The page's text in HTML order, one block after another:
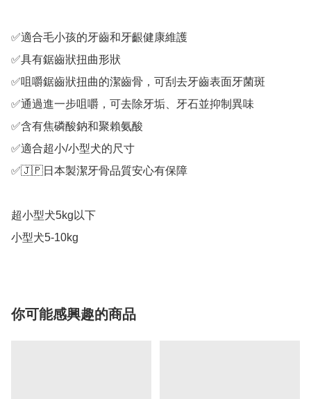
✅適合毛小孩的牙齒和牙齦健康維護
✅具有鋸齒狀扭曲形狀
✅咀嚼鋸齒狀扭曲的潔齒骨，可刮去牙齒表面牙菌斑
✅通過進一步咀嚼，可去除牙垢、牙石並抑制異味
✅含有焦磷酸鈉和聚賴氨酸
✅適合超小/小型犬的尺寸
✅🇯🇵日本製潔牙骨品質安心有保障
超小型犬5kg以下
小型犬5-10kg
你可能感興趣的商品